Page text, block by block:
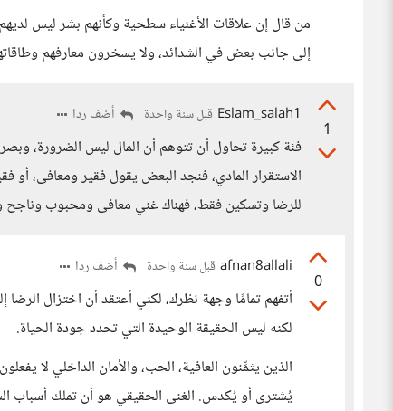
من قال إن علاقات الأغنياء سطحية وكأنهم بشر ليس
إلى جانب بعض في الشدائد، ولا يسخرون معارفهم
1
Eslam_salah1 قبل سنة واحدة أضف ردا
فئة كبيرة تحاول أن تتوهم أن المال ليس الضرورة،
الاستقرار المادي، فنجد البعض يقول فقير ومعافى، أو
للرضا وتسكين فقط، فهناك غني معافى ومحبوب وناجح
0
afnan8allali قبل سنة واحدة أضف ردا
أتفهم تمامًا وجهة نظرك، لكني أعتقد أن اختزال الرضا
لكنه ليس الحقيقة الوحيدة التي تحدد جودة الحياة.
الذين يثمِّنون العافية، الحب، والأمان الداخلي لا
يُشترى أو يُكدس. الغنى الحقيقي هو أن تملك أسباب